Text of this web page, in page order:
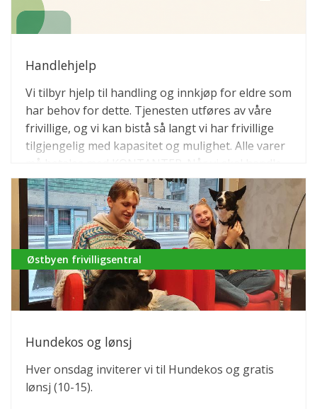
Handlehjelp
Vi tilbyr hjelp til handling og innkjøp for eldre som
har behov for dette. Tjenesten utføres av våre
frivillige, og vi kan bistå så langt vi har frivillige
tilgjengelig med kapasitet og mulighet. Alle varer
må betales med KONTANTER. Når vi skal handle
for deg trenger vi å vite: Navn, adresse med
eventuelt etasje. Telefonnummer og handleliste
med evt. erstatningsvarer hvis noe er utsolgt!
Østbyen frivilligsentral
Hundekos og lønsj
Hver onsdag inviterer vi til Hundekos og gratis
lønsj (10-15).